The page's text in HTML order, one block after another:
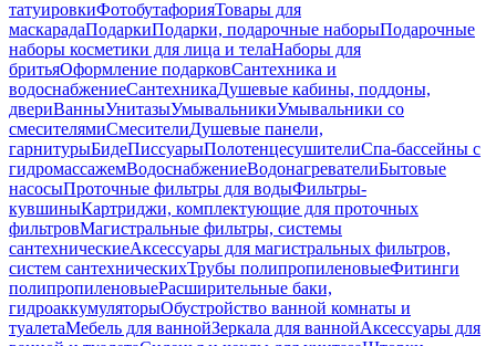
татуировкиФотобутафорияТовары для
маскарадаПодаркиПодарки, подарочные наборыПодарочные
наборы косметики для лица и телаНаборы для
бритьяОформление подарковСантехника и
водоснабжениеСантехникаДушевые кабины, поддоны,
двериВанныУнитазыУмывальникиУмывальники со
смесителямиСмесителиДушевые панели,
гарнитурыБидеПиссуарыПолотенцесушителиСпа-бассейны с
гидромассажемВодоснабжениеВодонагревателиБытовые
насосыПроточные фильтры для водыФильтры-
кувшиныКартриджи, комплектующие для проточных
фильтровМагистральные фильтры, системы
сантехническиеАксессуары для магистральных фильтров,
систем сантехническихТрубы полипропиленовыеФитинги
полипропиленовыеРасширительные баки,
гидроаккумуляторыОбустройство ванной комнаты и
туалетаМебель для ваннойЗеркала для ваннойАксессуары для